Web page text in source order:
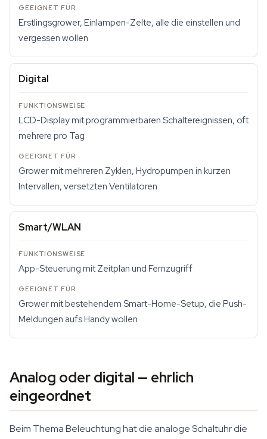
Erstlingsgrower, Einlampen-Zelte, alle die einstellen und
vergessen wollen
Digital
LCD-Display mit programmierbaren Schaltereignissen, oft
mehrere pro Tag
Grower mit mehreren Zyklen, Hydropumpen in kurzen
Intervallen, versetzten Ventilatoren
Smart/WLAN
App-Steuerung mit Zeitplan und Fernzugriff
Grower mit bestehendem Smart-Home-Setup, die Push-
Meldungen aufs Handy wollen
Analog oder digital — ehrlich
eingeordnet
Beim Thema Beleuchtung hat die analoge Schaltuhr die